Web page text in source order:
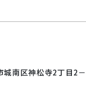
城南区神松寺2丁目2